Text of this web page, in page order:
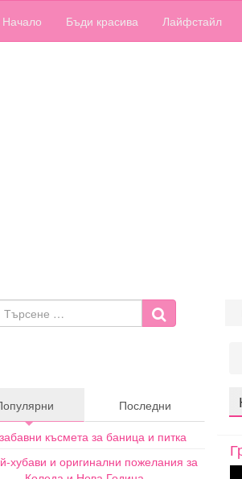
Начало Бъди красива Лайфстайл
Последни
късмета за баница и питка
хубави и оригинални пожелания за